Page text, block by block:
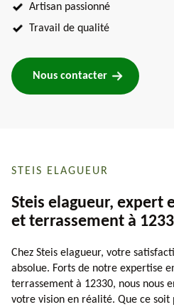
Artisan passionné
Travail de qualité
Nous contacter
STEIS ELAGUEUR
Steis elagueur, expert
et terrassement à
Chez Steis elagueur, votre
absolue. Forts de notre expertise
terrassement à 12330, nous nous
votre vision en réalité. Que ce soit